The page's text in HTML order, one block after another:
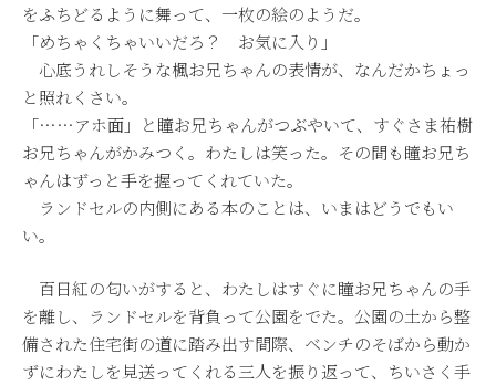
をふちどるように舞って、一枚の絵のようだ。
「めちゃくちゃいいだろ？ お気に入り」
心底うれしそうな楓お兄ちゃんの表情が、なんだかちょっ
と照れくさい。
「……アホ面」と瞳お兄ちゃんがつぶやいて、すぐさま祐樹
お兄ちゃんがかみつく。わたしは笑った。その間も瞳お兄ち
ゃんはずっと手を握ってくれていた。
ランドセルの内側にある本のことは、いまはどうでもい
い。
百日紅の匂いがすると、わたしはすぐに瞳お兄ちゃんの手
を離し、ランドセルを背負って公園をでた。公園の土から整
備された住宅街の道に踏み出す間際、ベンチのそばから動か
ずにわたしを見送ってくれる三人を振り返って、ちいさく手